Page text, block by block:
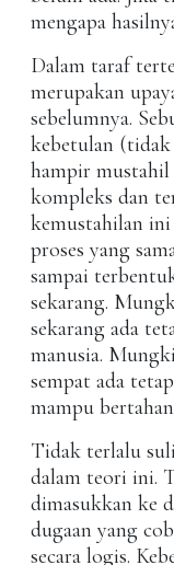
mengapa
Dalam taraf
merupakan
sebelumnya.
kebetulan
hampir mustahil
kompleks dan
kemustahilan
proses yang
sampai
sekarang.
sekarang ada
manusia.
sempat ada
mampu
Tidak terlalu
dalam teori ini.
dimasukkan ke
dugaan yang
secara logis.